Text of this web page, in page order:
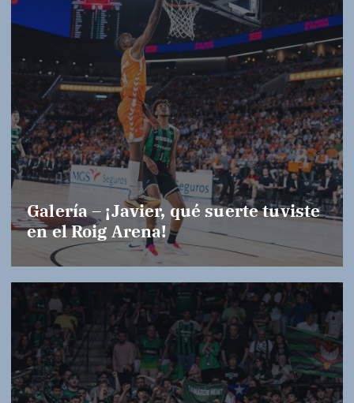
Galería – ¡Javier, qué suerte tuviste
en el Roig Arena!